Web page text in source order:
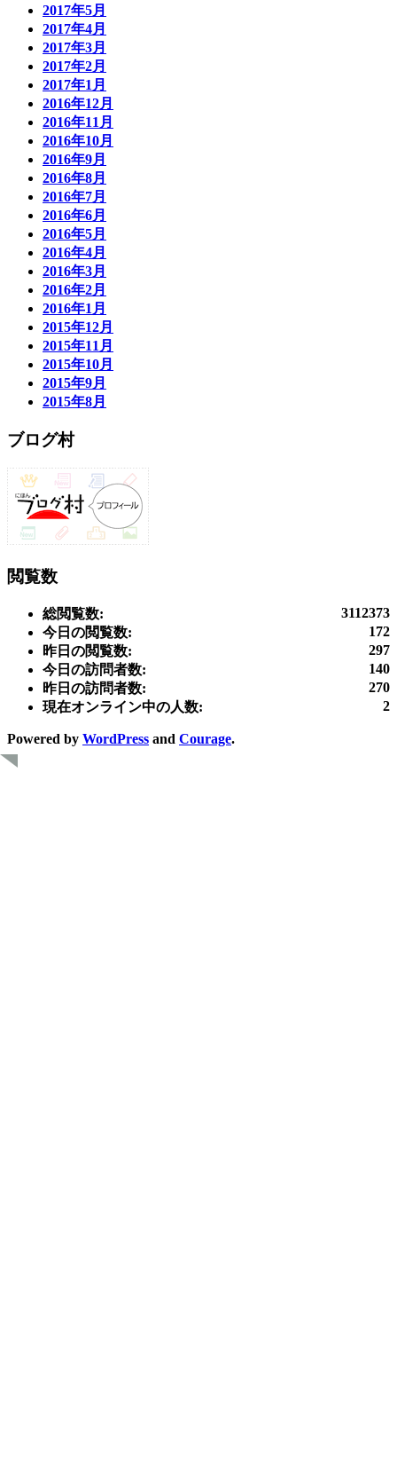
2017年5月
2017年4月
2017年3月
2017年2月
2017年1月
2016年12月
2016年11月
2016年10月
2016年9月
2016年8月
2016年7月
2016年6月
2016年5月
2016年4月
2016年3月
2016年2月
2016年1月
2015年12月
2015年11月
2015年10月
2015年9月
2015年8月
ブログ村
閲覧数
3112373
総閲覧数:
172
今日の閲覧数:
297
昨日の閲覧数:
140
今日の訪問者数:
270
昨日の訪問者数:
2
現在オンライン中の人数:
Powered by WordPress and Courage.